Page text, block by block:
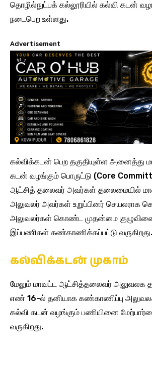
தொழில்நுட்பக் கல்லூரியில் கல்வி கடன்
நடைபெற உள்ளது.
Advertisement
கல்விக்கடன் பெற தகுதியுள்ள அனைத்து
கடன் வழங்கும் பொருட்டு (Core
ஆட்சித் தலைவர் அவர்கள் தலைமையில்
அலுவலர் அவர்கள் உறுப்பினர் செயலராக
அலுவலர்கள் கொண்ட முதன்மை
இப்பணிகள் கண்காணிக்கப்பட்டு வருகிறது.
கல்விக்கடன் முகாம்
மேலும் மாவட்ட ஆட்சித்தலைவர்
எண் 16-ல் தனியாக கண்காணிப்பு
கல்வி கடன் வழங்கும் பணியினை
வருகிறது.